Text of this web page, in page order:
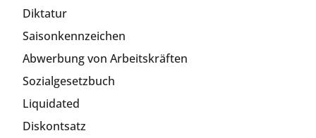
Diktatur
Saisonkennzeichen
Abwerbung von Arbeitskräften
Sozialgesetzbuch
Liquidated
Diskontsatz